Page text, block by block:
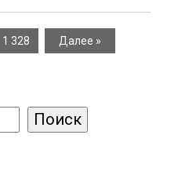
1 328 Далее »
Поиск